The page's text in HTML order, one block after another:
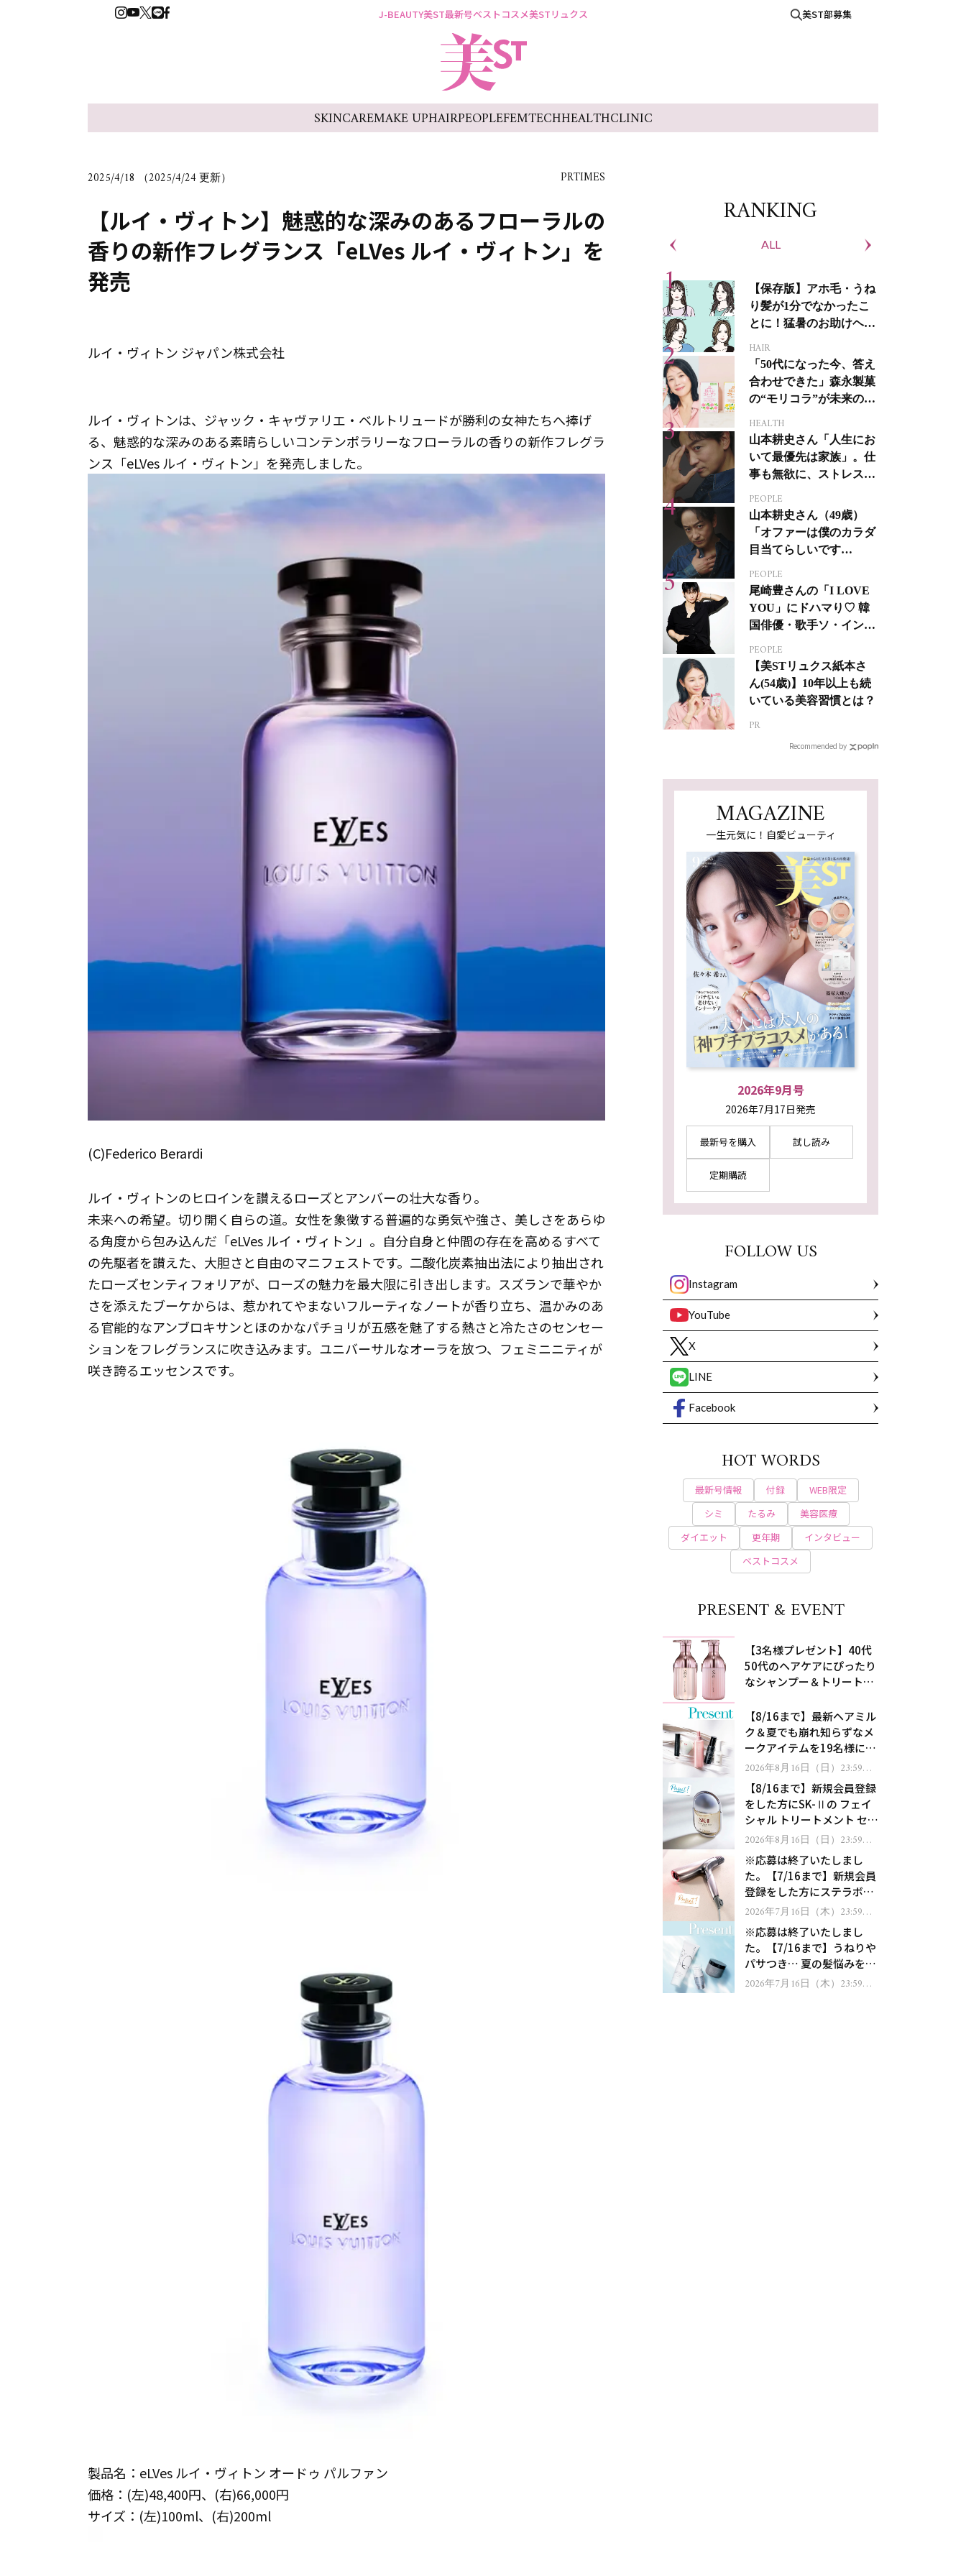
J-BEAUTY美ST最新号ベストコスメ美STリュクス 美ST部募集
SKINCAREMAKE UPHAIRPEOPLEFEMTECHHEALTHCLINIC
2025/4/18 （2025/4/24 更新） PRTIMES
【ルイ・ヴィトン】魅惑的な深みのあるフローラルの
香りの新作フレグランス「eLVes ルイ・ヴィトン」を
発売
ルイ・ヴィトン ジャパン株式会社
ルイ・ヴィトンは、ジャック・キャヴァリエ・ベルトリュードが勝利の女神たちへ捧げ
る、魅惑的な深みのある素晴らしいコンテンポラリーなフローラルの香りの新作フレグラ
ンス「eLVes ルイ・ヴィトン」を発売しました。
(C)Federico Berardi
ルイ・ヴィトンのヒロインを讃えるローズとアンバーの壮大な香り。
未来への希望。切り開く自らの道。女性を象徴する普遍的な勇気や強さ、美しさをあらゆ
る角度から包み込んだ「eLVes ルイ・ヴィトン」。自分自身と仲間の存在を高めるすべて
の先駆者を讃えた、大胆さと自由のマニフェストです。二酸化炭素抽出法により抽出され
たローズセンティフォリアが、ローズの魅力を最大限に引き出します。スズランで華やか
さを添えたブーケからは、惹かれてやまないフルーティなノートが香り立ち、温かみのあ
る官能的なアンブロキサンとほのかなパチョリが五感を魅了する熱さと冷たさのセンセー
ションをフレグランスに吹き込みます。ユニバーサルなオーラを放つ、フェミニニティが
咲き誇るエッセンスです。
製品名：eLVes ルイ・ヴィトン オードゥ パルファン
価格：(左)48,400円、(右)66,000円
サイズ：(左)100ml、(右)200ml
RANKING
ALL
【保存版】アホ毛・うね
り髪が1分でなかったこ
とに！猛暑のお助けヘア
HAIR
「50代になった今、答え
合わせできた」森永製菓
の“モリコラ”が未来のキ
HEALTH
山本耕史さん「人生にお
いて最優先は家族」。仕
事も無欲に、ストレスを
PEOPLE
山本耕史さん（49歳）
「オファーは僕のカラダ
目当てらしいです
ジカルへの挑戦
PEOPLE
尾崎豊さんの「I LOVE
YOU」にドハマり♡ 韓
国俳優・歌手ソ・イング
人生って？
PEOPLE
【美STリュクス紙本さ
ん(54歳)】10年以上も続
いている美容習慣とは？
PR
Recommended by
MAGAZINE
一生元気に！自愛ビューティ
2026年9月号
2026年7月17日発売
最新号を購入 試し読み
定期購読
FOLLOW US
Instagram
YouTube
X
LINE
Facebook
HOT WORDS
最新号情報 付録
WEB限定
シミ
たるみ
美容医療
ダイエット
更年期
インタビュー
ベストコスメ
PRESENT & EVENT
【3名様プレゼント】40代
50代のヘアケアにぴったり
なシャンプー＆トリートメ
処！
【8/16まで】最新ヘアミル
ク＆夏でも崩れ知らずなメ
ークアイテムを19名様にプ
レゼント！
2026年8月16日（日）23:59ま
で【8/16まで】新規会員登録
をした方にSK-Ⅱの フェイ
シャル トリートメント セラ
ムをプレゼント！
2026年8月16日（日）23:59ま
※応募は終了いたしまし
た。【7/16まで】新規会員
登録をした方にステラボー
テのシャインリバース ヘア
ゼント！
2026年7月16日（木）23:59ま
※応募は終了いたしまし
た。【7/16まで】うねりや
パサつき… 夏の髪悩みを解
消するヘアケアアイテムを
2026年7月16日（木）23:59ま